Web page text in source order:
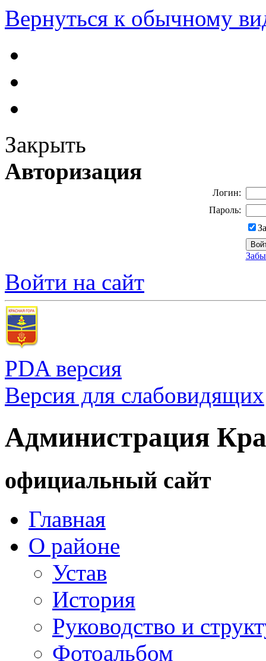
Вернуться к обычному
Закрыть
Авторизация
Логин:
Пароль:
Войти на сайт
PDA версия
Версия для слабовидящих
Администрация
официальный сайт
Главная
О районе
Устав
История
Руководство и
Фотоальбом